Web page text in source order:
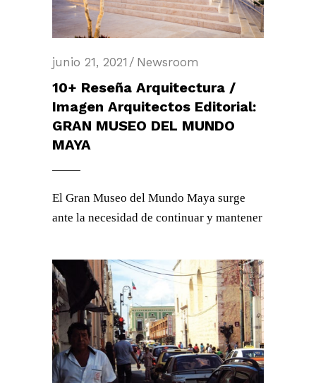
junio 21, 2021 Newsroom
10+ Reseña Arquitectura /
Imagen Arquitectos Editorial:
GRAN MUSEO DEL MUNDO
MAYA
El Gran Museo del Mundo Maya surge
ante la necesidad de continuar y mantener